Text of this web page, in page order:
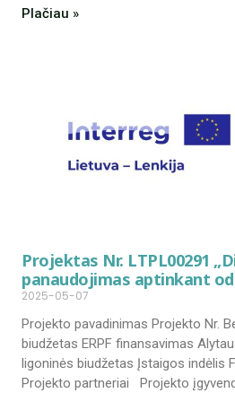
Plačiau »
Projektas Nr. LTPL00291
panaudojimas aptinkant
2025-05-07
Projekto pavadinimas Projekto Nr.
biudžetas ERPF finansavimas
ligoninės biudžetas Įstaigos indėlis
Projekto partneriai Projekto